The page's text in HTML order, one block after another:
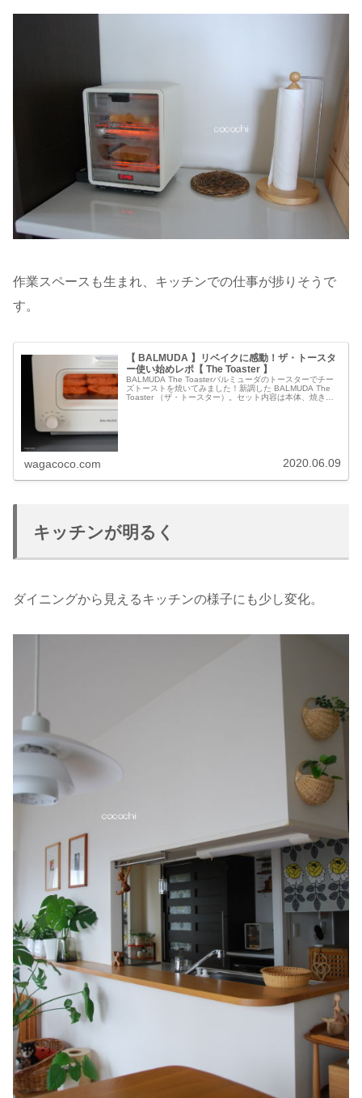
作業スペースも生まれ、キッチンでの仕事が捗りそうで
す。
【 BALMUDA 】リベイクに感動！ザ・トースタ
ー使い始めレポ【 The Toaster 】
BALMUDA The Toasterバルミューダのトースターでチー
ズトーストを焼いてみました！新調した BALMUDA The
Toaster （ザ・トースター）。セット内容は本体、焼きア
wagacoco.com 2020.06.09
キッチンが明るく
ダイニングから見えるキッチンの様子にも少し変化。